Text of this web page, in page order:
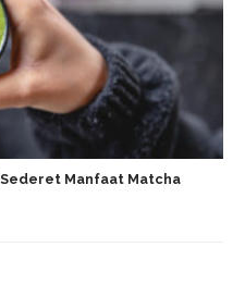
Sederet Manfaat Matcha